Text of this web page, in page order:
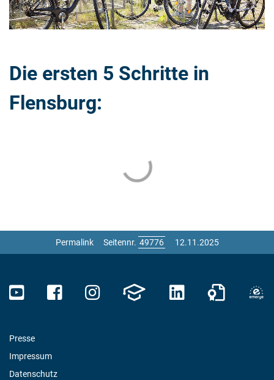
Die ersten 5 Schritte in
Flensburg:
Permalink Seitennr. 12.11.2025
Presse
Impressum
Datenschutz